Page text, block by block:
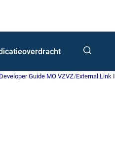
Developer Guide MO VZVZ/External Link